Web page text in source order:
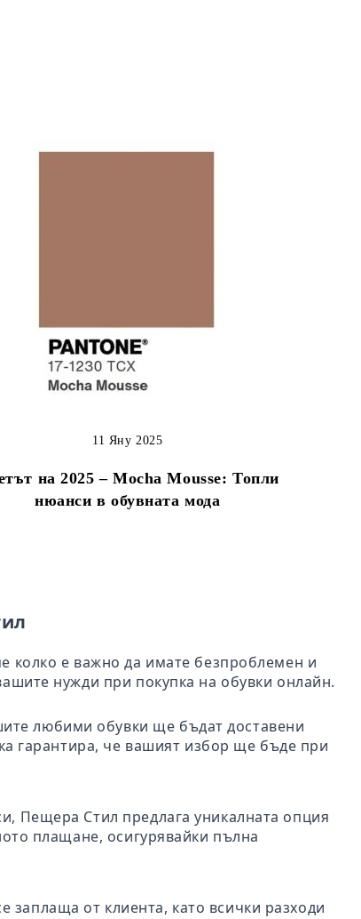
на 2025 – Mocha Mousse: Топли
нюанси в обувната мода
11 Яну 2025
колко е важно да имате безпроблемен и
нужди при покупка на обувки онлайн.
любими обувки ще бъдат доставени
гарантира, че вашият избор ще бъде при
Пещера Стил предлага уникалната опция
плащане, осигурявайки пълна
заплаща от клиента, като всички разходи